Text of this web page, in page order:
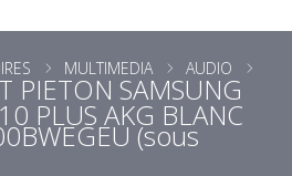
MULTIMEDIA
AUDIO
PIETON SAMSUNG
PLUS AKG BLANC
(sous